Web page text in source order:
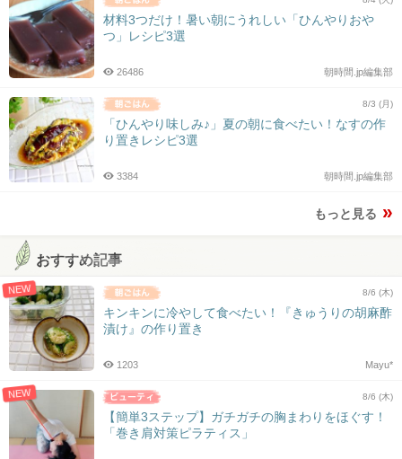
材料3つだけ！暑い朝にうれしい「ひんやりおや
つ」レシピ3選
朝時間.jp編集部
26486
8/3 (月)
「ひんやり味しみ♪」夏の朝に食べたい！なすの作
り置きレシピ3選
朝時間.jp編集部
3384
もっと見る
おすすめ記事
NEW 8/6 (木)
キンキンに冷やして食べたい！『きゅうりの胡麻酢
漬け』の作り置き
Mayu*
1203
NEW 8/6 (木)
【簡単3ステップ】ガチガチの胸まわりをほぐす！
「巻き肩対策ピラティス」